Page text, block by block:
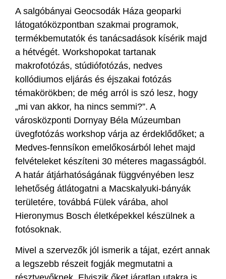
A salgóbányai Geocsodák Háza geoparki
látogatóközpontban szakmai programok,
termékbemutatók és tanácsadások kísérik majd
a hétvégét. Workshopokat tartanak
makrofotózás, stúdiófotózás, nedves
kollódiumos eljárás és éjszakai fotózás
témakörökben; de még arról is szó lesz, hogy
„mi van akkor, ha nincs semmi?”. A
városközponti Dornyay Béla Múzeumban
üvegfotózás workshop várja az érdeklődőket; a
Medves-fennsíkon emelőkosárból lehet majd
felvételeket készíteni 30 méteres magasságból.
A határ átjárhatóságának függvényében lesz
lehetőség átlátogatni a Macskalyuki-bányák
területére, továbbá Fülek várába, ahol
Hieronymus Bosch életképekkel készülnek a
fotósoknak.
Mivel a szervezők jól ismerik a tájat, ezért annak
a legszebb részeit fogják megmutatni a